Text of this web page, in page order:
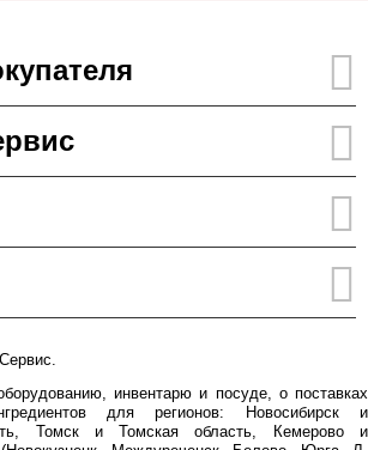
инвентарю и посуде, о поставках
для регионов: Новосибирск и
Томск и Томская область, Кемерово и